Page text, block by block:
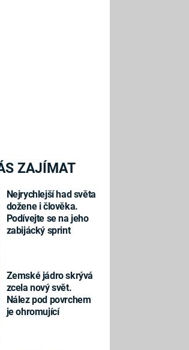
ZAJÍMAT
Nejrychlejší had světa
dožene i člověka.
Podívejte se na jeho
zabijácký sprint
Zemské jádro skrývá
zcela nový svět.
Nález pod povrchem
je ohromující